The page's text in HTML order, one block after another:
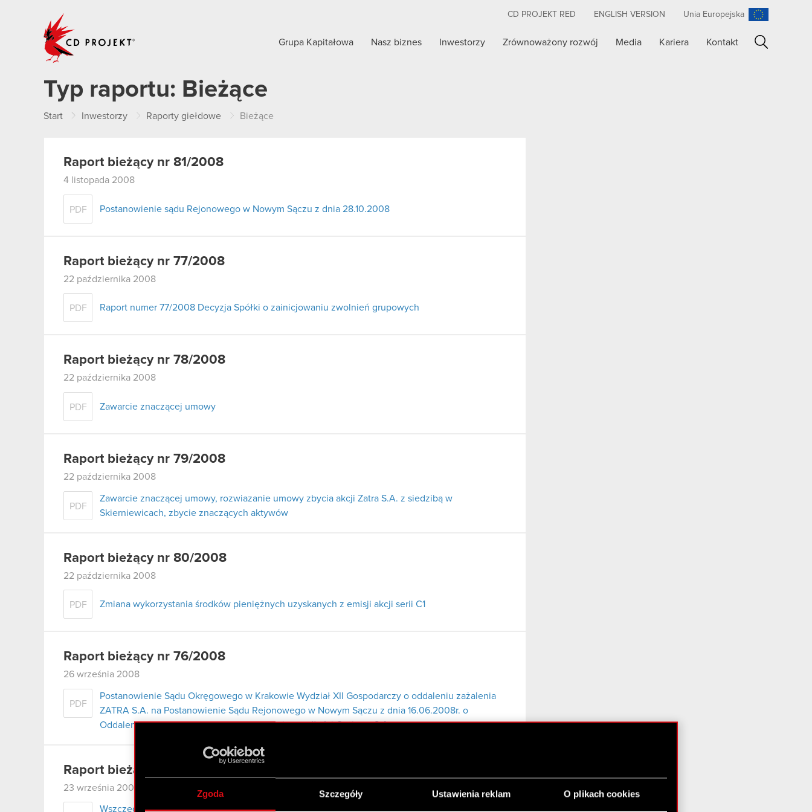
Zgoda Szczegóły Ustawienia reklam O plikach cookies
CD PROJEKT RED ENGLISH VERSION Unia Europejska
Grupa Kapitałowa Nasz biznes Inwestorzy Zrównoważony rozwój Media Kariera Kontakt
Typ raportu: Bieżące
Start Inwestorzy Raporty giełdowe Bieżące
Raport bieżący nr 81/2008
4 listopada 2008
PDF Postanowienie sądu Rejonowego w Nowym Sączu z dnia 28.10.2008
Raport bieżący nr 77/2008
22 października 2008
PDF Raport numer 77/2008 Decyzja Spółki o zainicjowaniu zwolnień grupowych
Raport bieżący nr 78/2008
22 października 2008
PDF Zawarcie znaczącej umowy
Raport bieżący nr 79/2008
22 października 2008
PDF
Zawarcie znaczącej umowy, rozwiazanie umowy zbycia akcji Zatra S.A. z siedzibą w
Skierniewicach, zbycie znaczących aktywów
Raport bieżący nr 80/2008
22 października 2008
PDF Zmiana wykorzystania środków pieniężnych uzyskanych z emisji akcji serii C1
Raport bieżący nr 76/2008
26 września 2008
PDF
Postanowienie Sądu Okręgowego w Krakowie Wydział XII Gospodarczy o oddaleniu zażalenia
ZATRA S.A. na Postanowienie Sądu Rejonowego w Nowym Sączu z dnia 16.06.2008r. o
Oddaleniu wniosku ZATRA S.A. o ogłoszenie upadłości Optimus S.A.
Raport bieżący nr 75/2008
23 września 2008
Wszczęcie postępowania sądowego z wniosku Michała Dębskiego w sprawie ogłoszenia